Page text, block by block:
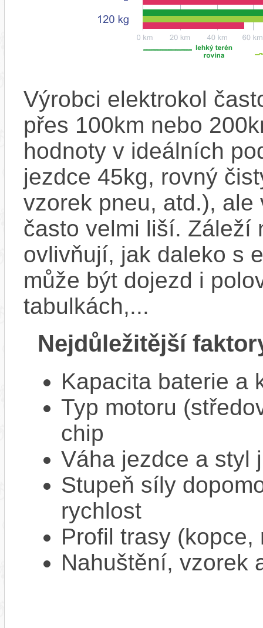
Výrobci elektrokol
přes 100km nebo
hodnoty v ideálních
jezdce 45kg, rovný
vzorek pneu, atd.),
často velmi liší. Záleží
ovlivňují, jak daleko s
může být dojezd i
tabulkách,...
Nejdůležitější
Kapacita baterie a
Typ motoru
chip
Váha jezdce a styl
Stupeň síly
rychlost
Profil trasy
Nahuštění, vzorek